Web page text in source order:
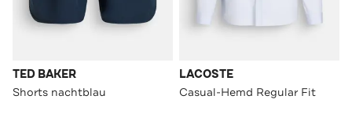
TED BAKER
Shorts nachtblau
LACOSTE
Casual-Hemd Regular Fit